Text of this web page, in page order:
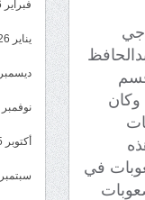
ناجي
وكان
في
فبراير 2026
يناير 2026
ديسمبر 2025
نوفمبر 2025
أكتوبر 2025
سبتمبر 2025